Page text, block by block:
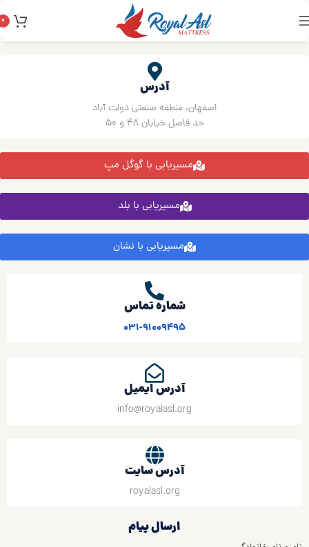
0
آدرس
اصفهان، منطقه صنعتی دولت آباد
حد فاصل خیابان ۴۸ و ۵۰
مسیریابی با گوگل مپ
مسیریابی با بلد
مسیریابی با نشان
شماره تماس
031-91009495
آدرس ایمیل
info@royalasl.org
آدرس سایت
royalasl.org
ارسال پیام